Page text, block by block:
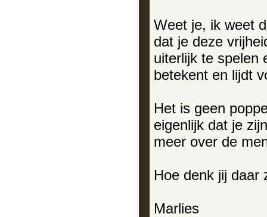
Weet je, ik weet
dat je deze
uiterlijk te spelen
betekent en lijdt
Het is geen
eigenlijk dat je
meer over de
Hoe denk jij daar
Marlies